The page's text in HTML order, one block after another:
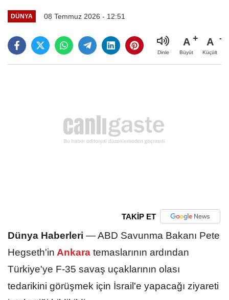
DÜNYA 08 Temmuz 2026 - 12:51
Dinle
A
Büyüt
A
Küçült
TAKİP ET
Dünya Haberleri —ABD Savunma Bakanı Pete
Hegseth'in Ankara temaslarının ardından
Türkiye'ye F-35 savaş uçaklarının olası
tedarikini görüşmek için İsrail'e yapacağı ziyareti